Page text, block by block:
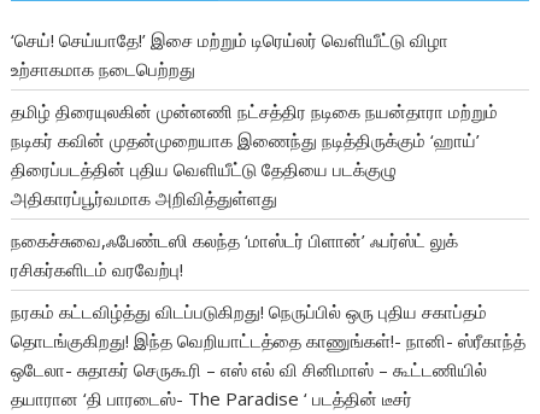
‘செய்! செய்யாதே!’ இசை மற்றும் டிரெய்லர் வெளியீட்டு விழா
உற்சாகமாக நடைபெற்றது
தமிழ் திரையுலகின் முன்னணி நட்சத்திர நடிகை நயன்தாரா மற்றும்
நடிகர் கவின் முதன்முறையாக இணைந்து நடித்திருக்கும் ‘ஹாய்’
திரைப்படத்தின் புதிய வெளியீட்டு தேதியை படக்குழு
அதிகாரப்பூர்வமாக அறிவித்துள்ளது
நகைச்சுவை,ஃபேண்டஸி கலந்த ‘மாஸ்டர் பிளான்’ ஃபர்ஸ்ட் லுக்
ரசிகர்களிடம் வரவேற்பு!
நரகம் கட்டவிழ்த்து விடப்படுகிறது! நெருப்பில் ஒரு புதிய சகாப்தம்
தொடங்குகிறது! இந்த வெறியாட்டத்தை காணுங்கள்!- நானி- ஸ்ரீகாந்த்
ஒடேலா- சுதாகர் செருகூரி – எஸ் எல் வி சினிமாஸ் – கூட்டணியில்
தயாரான ‘தி பாரடைஸ்- The Paradise ‘ படத்தின் டீசர்